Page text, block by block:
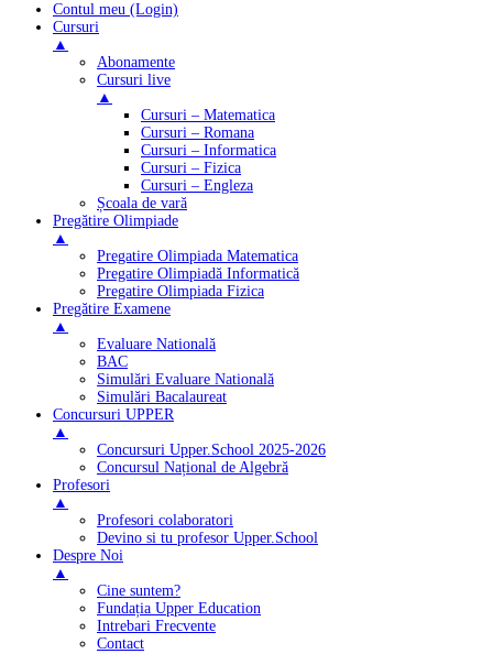
Contul meu (Login)
Cursuri
▲
Abonamente
Cursuri live
▲
Cursuri – Matematica
Cursuri – Romana
Cursuri – Informatica
Cursuri – Fizica
Cursuri – Engleza
Școala de vară
Pregătire Olimpiade
▲
Pregatire Olimpiada Matematica
Pregatire Olimpiadă Informatică
Pregatire Olimpiada Fizica
Pregătire Examene
▲
Evaluare Natională
BAC
Simulări Evaluare Natională
Simulări Bacalaureat
Concursuri UPPER
▲
Concursuri Upper.School 2025-2026
Concursul Național de Algebră
Profesori
▲
Profesori colaboratori
Devino si tu profesor Upper.School
Despre Noi
▲
Cine suntem?
Fundația Upper Education
Intrebari Frecvente
Contact